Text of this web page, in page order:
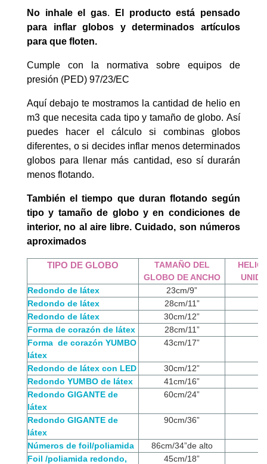
No inhale el gas.
El producto está pensado
para inflar globos y determinados artículos
para que floten.
Cumple con la normativa sobre equipos de
presión (PED) 97/23/EC
Aquí debajo te mostramos la cantidad de helio en
m3 que necesita cada tipo y tamaño de globo. Así
puedes hacer el cálculo si combinas globos
diferentes, o si decides inflar menos determinados
globos para llenar más cantidad, eso sí durarán
menos flotando.
También el tiempo que duran flotando según
tipo y tamaño de globo y en condiciones de
interior, no al aire libre. Cuidado, son números
aproximados
TIPO DE GLOBO
TAMAÑO DEL
GLOBO DE ANCHO
HELIO
Redondo de látex
23cm/9”
Redondo de látex
28cm/11”
Redondo de látex
30cm/12”
Forma de corazón de látex
28cm/11”
Forma de corazón YUMBO
látex
43cm/17”
Redondo de látex con LED
30cm/12”
Redondo YUMBO de látex
41cm/16”
Redondo GIGANTE de
látex
60cm/24”
Redondo GIGANTE de
látex
90cm/36”
Números de foil/poliamida
86cm/34”de alto
Foil /poliamida redondo,
45cm/18”